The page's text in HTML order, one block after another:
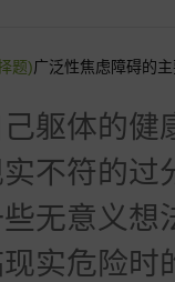
题)广泛性焦虑障碍的
躯体的健
不符的过
无意义想
实危险时